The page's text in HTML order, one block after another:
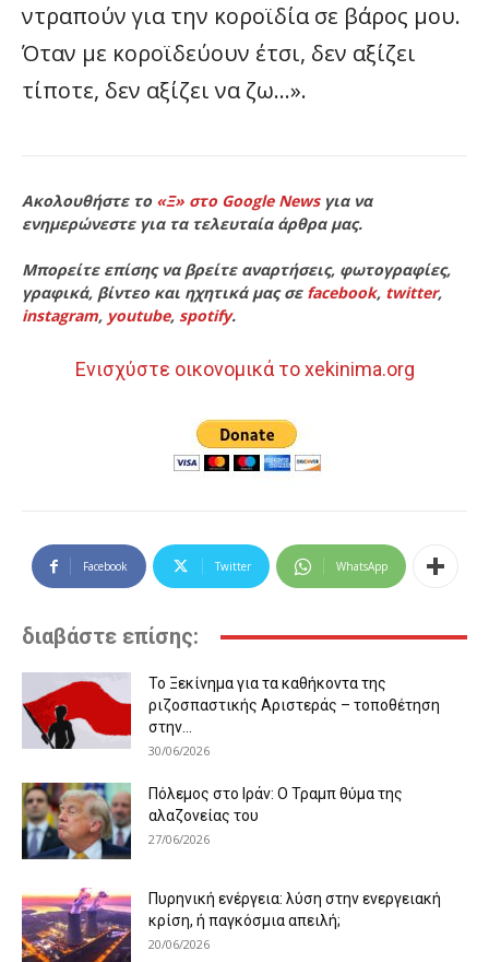
ντραπούν για την κοροϊδία σε βάρος μου.
Όταν με κοροϊδεύουν έτσι, δεν αξίζει
τίποτε, δεν αξίζει να ζω…».
Ακολουθήστε το «Ξ» στο Google Newsγια να
ενημερώνεστε για τα τελευταία άρθρα μας.
Μπορείτε επίσης να βρείτε αναρτήσεις, φωτογραφίες,
γραφικά, βίντεο και ηχητικά μας σε facebook, twitter,
instagram, youtube, spotify.
Ενισχύστε οικονομικά το xekinima.org
Facebook Twitter WhatsApp
διαβάστε επίσης:
Το Ξεκίνημα για τα καθήκοντα της
ριζοσπαστικής Αριστεράς – τοποθέτηση
στην...
30/06/2026
Πόλεμος στο Ιράν: Ο Τραμπ θύμα της
αλαζονείας του
27/06/2026
Πυρηνική ενέργεια: λύση στην ενεργειακή
κρίση, ή παγκόσμια απειλή;
20/06/2026